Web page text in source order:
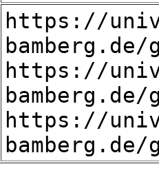
https://
https://
https://